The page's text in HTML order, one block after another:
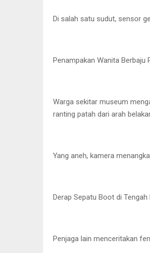
Di salah satu sudut, sensor
Penampakan Wanita Berbaju
Warga sekitar museum
ranting patah dari arah
Yang aneh, kamera
Derap Sepatu Boot di Tengah
Penjaga lain menceritakan